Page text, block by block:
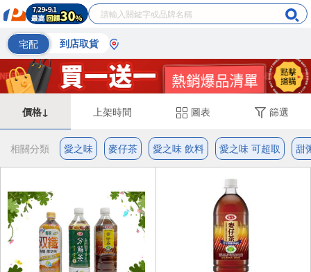
宅配 到店取貨
價格↓ 上架時間 圖表 篩選
相關分類 愛之味 麥仔茶 愛之味 飲料 愛之味 可超取 甜